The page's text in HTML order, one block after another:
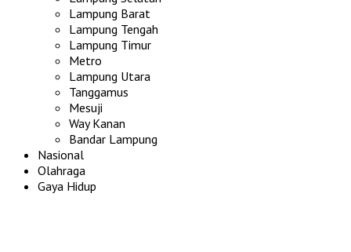
Lampung Barat
Lampung Tengah
Lampung Timur
Metro
Lampung Utara
Tanggamus
Mesuji
Way Kanan
Bandar Lampung
Nasional
Olahraga
Gaya Hidup